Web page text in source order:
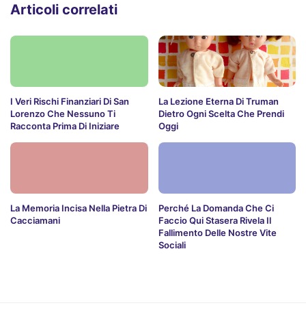
Articoli correlati
I Veri Rischi Finanziari Di San
Lorenzo Che Nessuno Ti
Racconta Prima Di Iniziare
La Lezione Eterna Di Truman
Dietro Ogni Scelta Che Prendi
Oggi
La Memoria Incisa Nella Pietra Di
Cacciamani
Perché La Domanda Che Ci
Faccio Qui Stasera Rivela Il
Fallimento Delle Nostre Vite
Sociali